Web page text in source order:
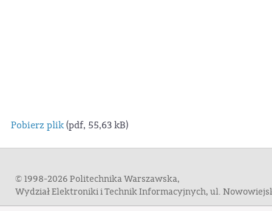
Pobierz plik(pdf, 55,63 kB)
© 1998-2026 Politechnika Warszawska,
Wydział Elektroniki i Technik Informacyjnych, ul.